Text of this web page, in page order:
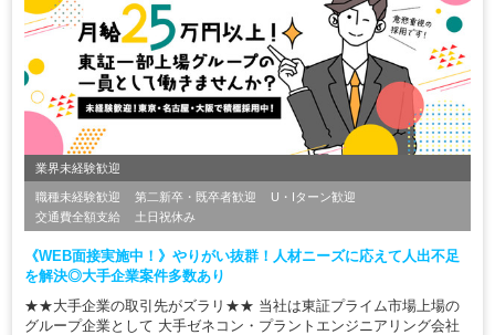
業界未経験歓迎
職種未経験歓迎 第二新卒・既卒者歓迎
U・Iターン歓迎
交通費全額支給
土日祝休み
《WEB面接実施中！》やりがい抜群！人材ニーズに応えて人出不足
を解決◎大手企業案件多数あり
★★大手企業の取引先がズラリ★★ 当社は東証プライム市場上場の
グループ企業として 大手ゼネコン・プラントエンジニアリング会社